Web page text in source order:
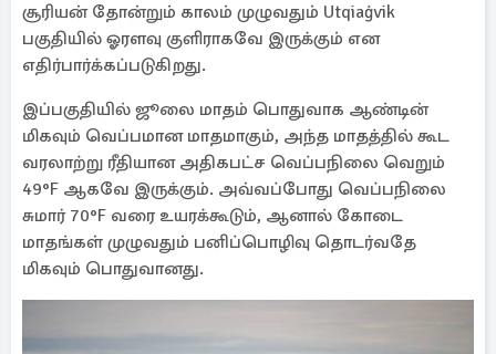
சூரியன் தோன்றும் காலம் முழுவதும் Utqiaġvik
பகுதியில் ஓரளவு குளிராகவே இருக்கும் என
எதிர்பார்க்கப்படுகிறது.
இப்பகுதியில் ஜூலை மாதம் பொதுவாக ஆண்டின்
மிகவும் வெப்பமான மாதமாகும், அந்த மாதத்தில் கூட
வரலாற்று ரீதியான அதிகபட்ச வெப்பநிலை வெறும்
49°F ஆகவே இருக்கும். அவ்வப்போது வெப்பநிலை
சுமார் 70°F வரை உயரக்கூடும், ஆனால் கோடை
மாதங்கள் முழுவதும் பனிப்பொழிவு தொடர்வதே
மிகவும் பொதுவானது.